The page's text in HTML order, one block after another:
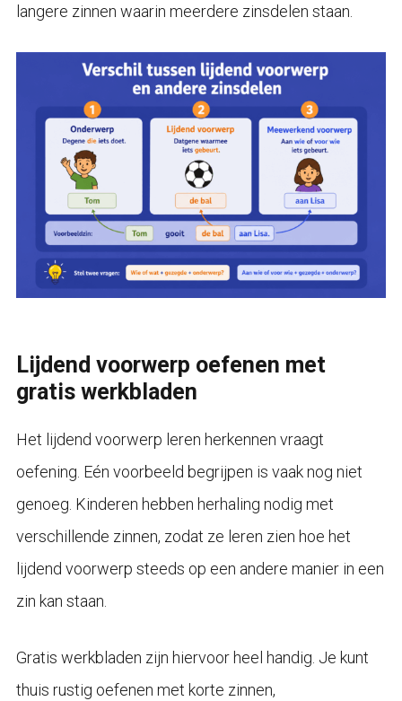
langere zinnen waarin meerdere zinsdelen staan.
Lijdend voorwerp oefenen met
gratis werkbladen
Het lijdend voorwerp leren herkennen vraagt
oefening. Eén voorbeeld begrijpen is vaak nog niet
genoeg. Kinderen hebben herhaling nodig met
verschillende zinnen, zodat ze leren zien hoe het
lijdend voorwerp steeds op een andere manier in een
zin kan staan.
Gratis werkbladen zijn hiervoor heel handig. Je kunt
thuis rustig oefenen met korte zinnen,